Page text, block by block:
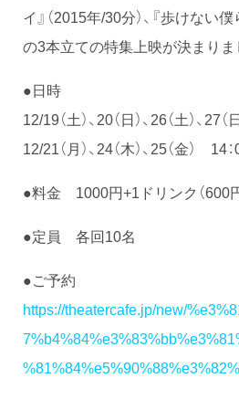
イ』（2015年/30分）、『歩けない
の3本立ての特集上映が決まりま
●日時
12/19（土）、20（日）、26（土）、27
12/21（月）、24（木）、25（金） 14
●料金 1000円+1ドリンク（600
●定員 各回10名
●ご予約
https://theatercafe.jp/new/